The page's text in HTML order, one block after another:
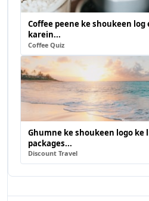
Coffee peene ke shoukeen log
karein...
Coffee Quiz
Ghumne ke shoukeen logo ke
packages...
Discount Travel